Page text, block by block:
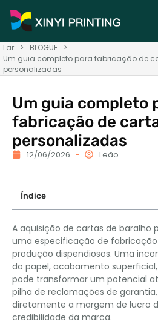
Lar > BLOGUE
>
Um guia completo para fabricação de
personalizadas
Um guia completo
fabricação de
personalizadas
12/06/2026 Leão
Índice
A aquisição de cartas de baralho
uma especificação de
produção dispendiosos. Uma
do papel, acabamento
pode transformar um potencial
pilha de reclamações de
diretamente a margem de lucro
credibilidade da marca.